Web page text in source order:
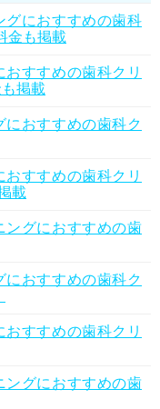
グにおすすめの歯科
金も掲載
すすめの歯科クリ
掲載
におすすめの歯科ク
すすめの歯科クリ
載
ングにおすすめの歯
おすすめの歯科ク
すすめの歯科クリ
ングにおすすめの歯